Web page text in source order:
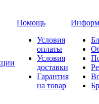
Помощь
Условия
оплаты
Условия
доставки
Гарантия
на товар